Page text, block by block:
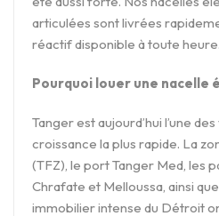
articulées sont livrées
réactif disponible à toute heure.
Pourquoi louer une nacelle
Tanger est aujourd’hui l’une
croissance la plus rapide. La
(TFZ), le port Tanger Med, les
Chrafate et Melloussa, ainsi
immobilier intense du Détroit